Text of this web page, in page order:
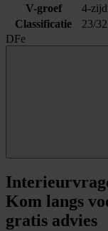
V-groef
4-
Classificatie
23/32
DFe
Kom langs
gratis advies